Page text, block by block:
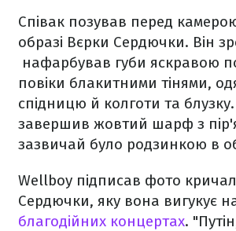
Співак позував перед
образі Вєрки Сердючки. Він
нафарбував губи яскравою
повіки блакитними тінями,
спідницю й колготи та блузку.
завершив жовтий шарф з
зазвичай було родзинкою в
Wellboy підписав фото
Сердючки, яку вона вигукує
благодійних концертах.